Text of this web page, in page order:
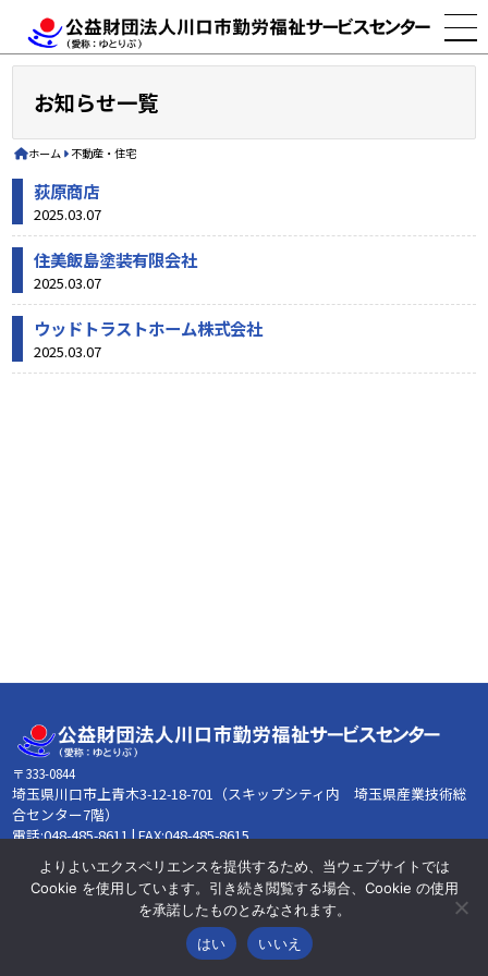
お知らせ一覧
ホーム 不動産・住宅
荻原商店
2025.03.07
住美飯島塗装有限会社
2025.03.07
ウッドトラストホーム株式会社
2025.03.07
〒333-0844
埼玉県川口市上青木3-12-18-701（スキップシティ内 埼玉県産業技術総
合センター7階）
電話:048-485-8611 | FAX:048-485-8615
【営業時間】午前8時30分~午後5時15分 【営業日】月～金曜日 【休
業日】土・日・祝日・12/29～1/3
プライバシーポリシー このサイトについて サイトマップ
Copyright © kawaguchisc. All rights Reserved.
よりよいエクスペリエンスを提供するため、当ウェブサイトでは
Cookie を使用しています。引き続き閲覧する場合、Cookie の使用
を承諾したものとみなされます。
はい
いいえ